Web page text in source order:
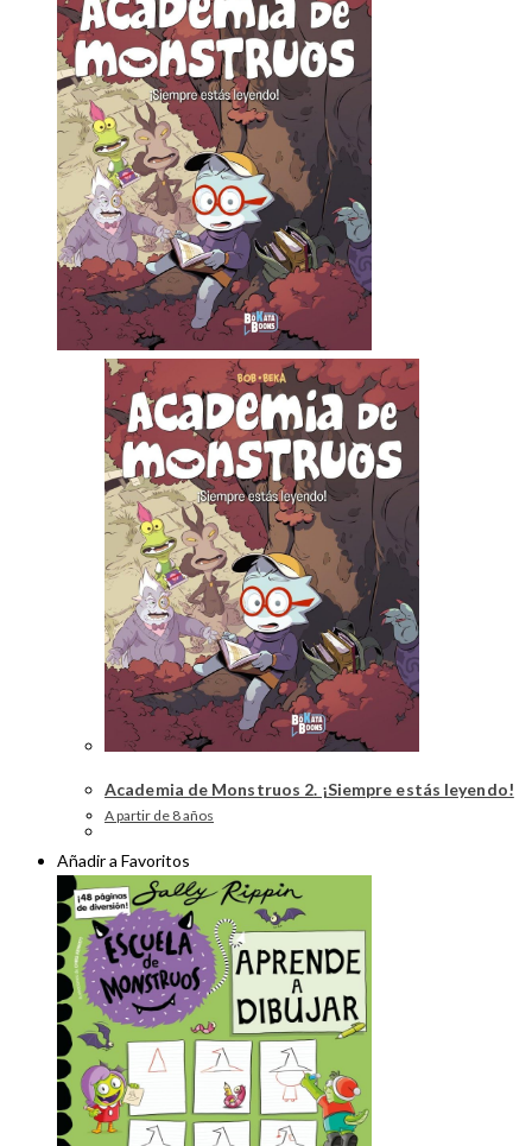
Academia de Monstruos 2. ¡Siempre estás leyendo!
A partir de 8 años
Añadir a Favoritos